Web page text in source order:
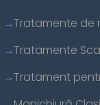
Tratamente de
Tratamente
Tratament